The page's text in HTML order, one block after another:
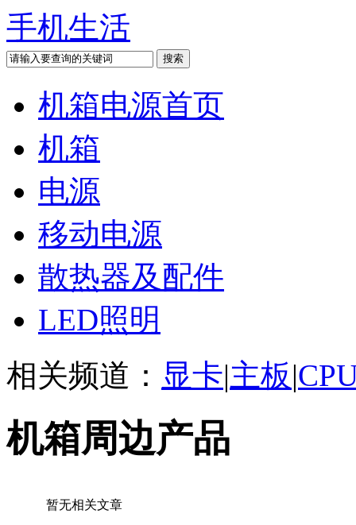
手机生活
机箱电源首页
机箱
电源
移动电源
散热器及配件
LED照明
相关频道： 显卡|主板|
机箱周边产品
暂无相关文章